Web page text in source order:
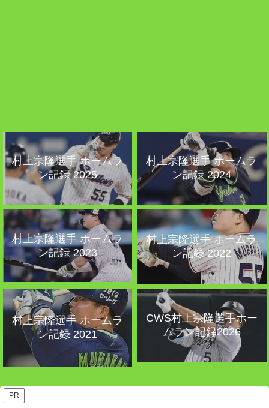
村上宗隆選手 ホームラ
ン記録 2025
村上宗隆選手 ホームラ
ン記録 2024
村上宗隆選手 ホームラ
ン記録 2023
村上宗隆選手 ホームラ
ン記録 2022
村上宗隆選手 ホームラ
ン記録 2021
CWS村上宗隆選手ホー
ムラン記録2026
PR